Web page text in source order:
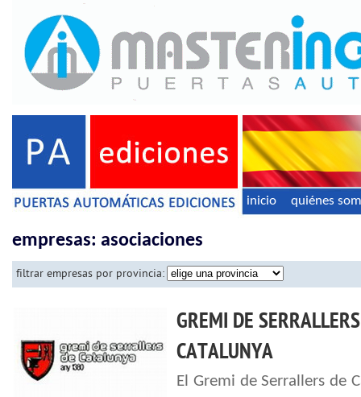
inicio quiénes
empresas: asociaciones
filtrar empresas por provincia:
GREMI DE
CATALUNYA
El Gremi de Serrallers de